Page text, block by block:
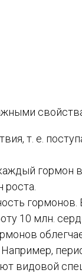
т. е.
10 млн.
видовой